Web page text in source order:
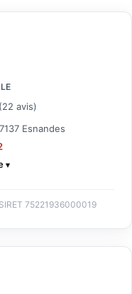
avis)
Esnandes
75221936000019